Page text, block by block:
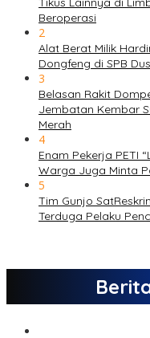
Beroperasi
2
Alat Berat Milik
Dongfeng di SPB
3
Belasan Rakit
Jembatan Kembar
Merah
4
Enam Pekerja PETI
Warga Juga Minta
5
Tim Gunjo
Terduga Pelaku